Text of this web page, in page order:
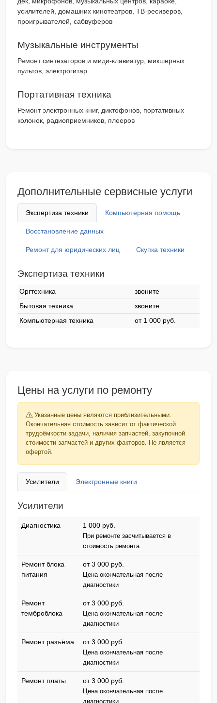
усилителей, домашних кинотеатров, ТВ-ресиверов,
проигрывателей, сабвуферов
Музыкальные инструменты
Ремонт синтезаторов и миди-клавиатур, микшерных
пультов, электрогитар
Портативная техника
Ремонт электронных книг, диктофонов, портативных
колонок, радиоприемников, плееров
Дополнительные сервисные услуги
Экспертиза техники Компьютерная помощь
Восстановление данных
Ремонт для юридических лиц Скупка техники
Экспертиза техники
Оргтехника
звоните
Бытовая техника
звоните
Компьютерная техника
от 1 000 pyб.
Цены на услуги по ремонту
Указанные цены являются приблизительными.
Окончательная стоимость зависит от фактической
трудоёмкости задачи, наличия запчастей, закупочной
стоимости запчастей и других факторов. Не является
офертой.
Усилители Электронные книги
Усилители
Диагностика 1 000 pyб.
При ремонте засчитывается в
стоимость ремонта
Ремонт блока
питания
от 3 000 pyб.
Цена окончательная после
диагностики
Ремонт
темброблока
от 3 000 pyб.
Цена окончательная после
диагностики
Ремонт разъёма от 3 000 pyб.
Цена окончательная после
диагностики
Ремонт платы от 3 000 pyб.
Цена окончательная после
диагностики